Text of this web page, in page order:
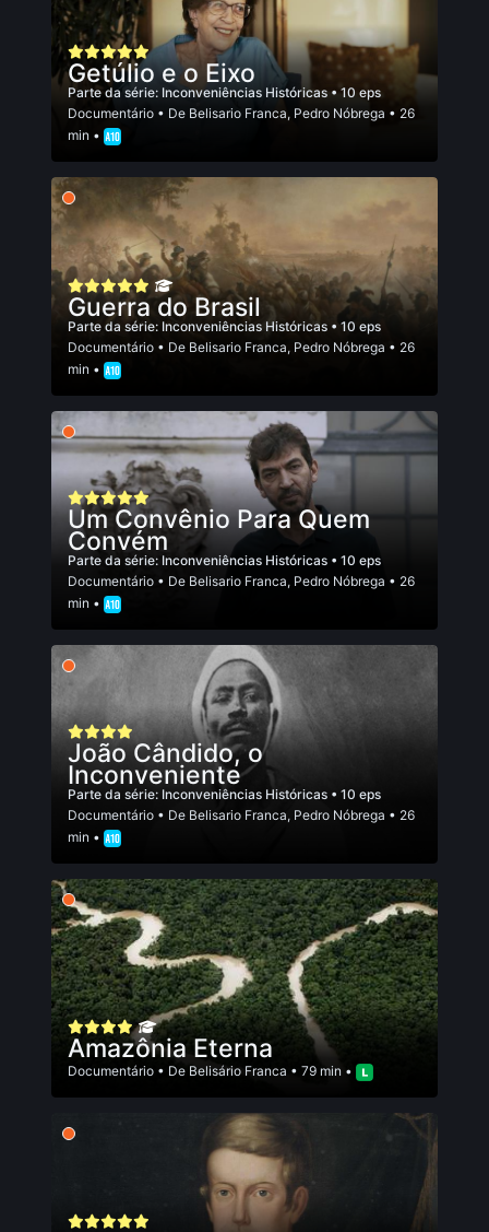
Getúlio e o Eixo
Parte da série: Inconveniências Históricas • 10 eps
Documentário • De Belisario Franca, Pedro Nóbrega • 26
min •
Guerra do Brasil
Parte da série: Inconveniências Históricas • 10 eps
Documentário • De Belisario Franca, Pedro Nóbrega • 26
min •
Um Convênio Para Quem
Convém
Parte da série: Inconveniências Históricas • 10 eps
Documentário • De Belisario Franca, Pedro Nóbrega • 26
min •
João Cândido, o
Inconveniente
Parte da série: Inconveniências Históricas • 10 eps
Documentário • De Belisario Franca, Pedro Nóbrega • 26
min •
Amazônia Eterna
Documentário • De Belisário Franca • 79 min •